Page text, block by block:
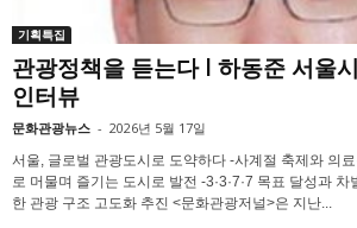
기획특집
관광정책을 듣는다 l 하동준 서울
인터뷰
문화관광뉴스 - 2026년 5월 17일
서울, 글로벌 관광도시로 도약하다 -사계절 축제와 의
로 머물며 즐기는 도시로 발전 -3·3·7·7 목표 달성과
한 관광 구조 고도화 추진 <문화관광저널>은 지난...